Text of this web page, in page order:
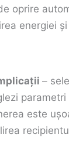
oprire
energiei
–
este